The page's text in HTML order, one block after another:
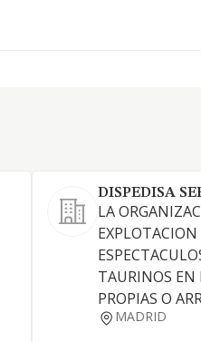
DISPEDISA
LA
EXPLOTACION
TAURINOS EN
PROPIAS O
MADRID